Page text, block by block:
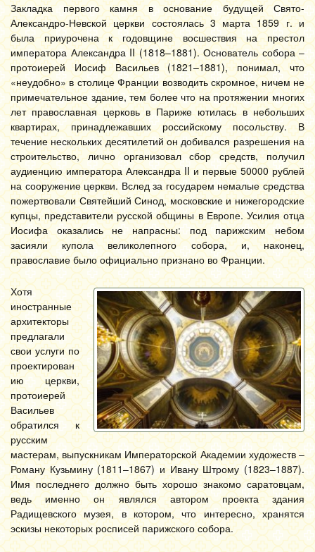
Закладка первого камня в основание будущей Свято-
Александро-Невской церкви состоялась 3 марта 1859 г. и
была приурочена к годовщине восшествия на престол
императора Александра II (1818–1881). Основатель собора –
протоиерей Иосиф Васильев (1821–1881), понимал, что
«неудобно» в столице Франции возводить скромное, ничем не
примечательное здание, тем более что на протяжении многих
лет православная церковь в Париже ютилась в небольших
квартирах, принадлежавших российскому посольству. В
течение нескольких десятилетий он добивался разрешения на
строительство, лично организовал сбор средств, получил
аудиенцию императора Александра II и первые 50000 рублей
на сооружение церкви. Вслед за государем немалые средства
пожертвовали Святейший Синод, московские и нижегородские
купцы, представители русской общины в Европе. Усилия отца
Иосифа оказались не напрасны: под парижским небом
засияли купола великолепного собора, и, наконец,
православие было официально признано во Франции.
Хотя
иностранные
архитекторы
предлагали
свои услуги по
проектирован
ию церкви,
протоиерей
Васильев
обратился к
русским
мастерам, выпускникам Императорской Академии художеств –
Роману Кузьмину (1811–1867) и Ивану Штрому (1823–1887).
Имя последнего должно быть хорошо знакомо саратовцам,
ведь именно он являлся автором проекта здания
Радищевского музея, в котором, что интересно, хранятся
эскизы некоторых росписей парижского собора.